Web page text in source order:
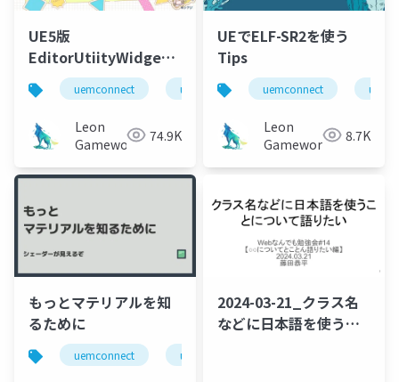
UE5版
EditorUtiityWidget
についてのあれこれ
uemconnect ue5
Leon
Gameworks 74.9K
UEでELF-SR2を使う
Tips
uemconnect ue5
Leon
Gameworks 8.7K
もっとマテリアルを知
るために
uemconnect ue5
2024-03-21_クラス名
などに日本語を使うこ